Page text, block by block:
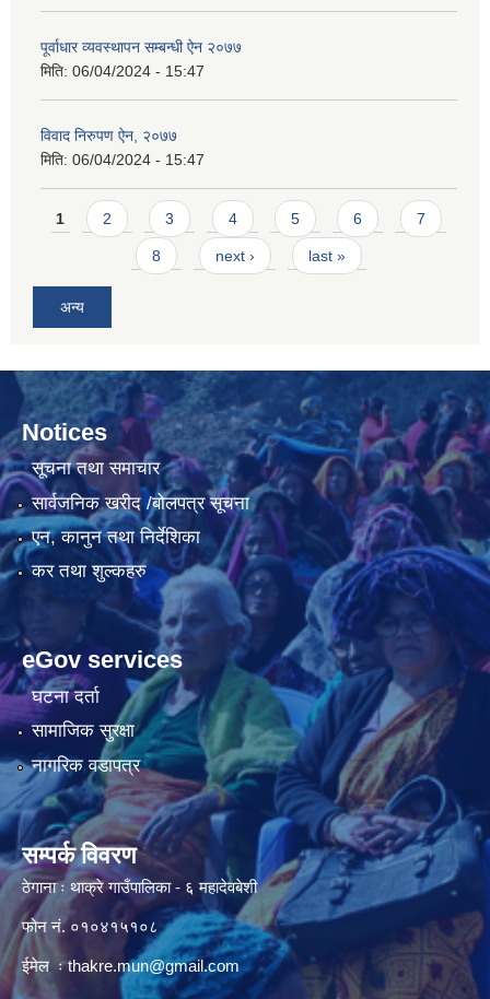
पूर्वाधार व्यवस्थापन सम्बन्धी ऐन २०७७
मिति: 06/04/2024 - 15:47
विवाद निरुपण ऐन, २०७७
मिति: 06/04/2024 - 15:47
Pages
1 2 3 4 5 6 7
8 next › last »
अन्य
Notices
सूचना तथा समाचार
सार्वजनिक खरीद /बोलपत्र सूचना
एन, कानुन तथा निर्देशिका
कर तथा शुल्कहरु
eGov services
घटना दर्ता
सामाजिक सुरक्षा
नागरिक वडापत्र
सम्पर्क विवरण
ठेगाना ः थाक्रे गाउँपालिका - ६ महादेवबेशी
फोन नं. ०१०४१५१०८
ईमेल ःthakre.mun@gmail.com